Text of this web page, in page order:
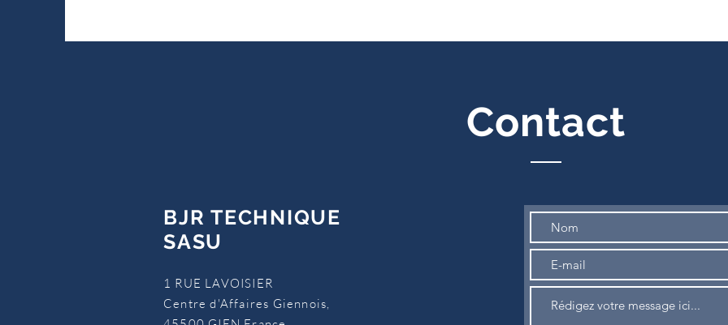
Contact
BJR TECHNIQUE
SASU
1 RUE LAVOISIER
Centre d'Affaires Giennois,